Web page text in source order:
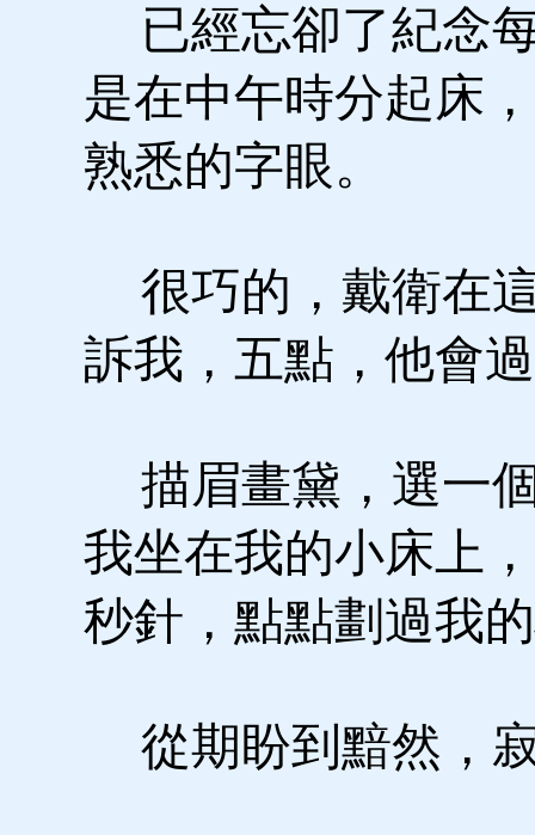
已經忘卻了紀念
是在中午時分起床
熟悉的字眼。
很巧的，戴衛在
訴我，五點，他會
描眉畫黛，選一
我坐在我的小床上
秒針，點點劃過我
從期盼到黯然，